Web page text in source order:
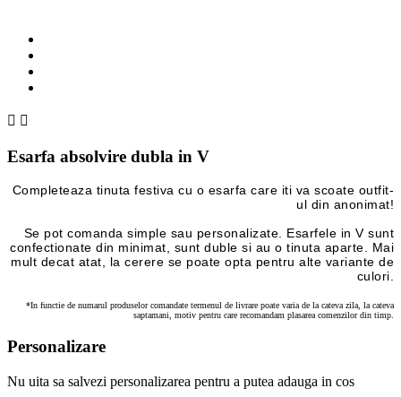
 
Esarfa absolvire dubla in V
Completeaza tinuta festiva cu o esarfa care iti va scoate outfit-
ul din anonimat!
Se pot comanda simple sau personalizate. Esarfele in V sunt
confectionate din minimat, sunt duble si au o tinuta aparte. Mai
mult decat atat, la cerere se poate opta pentru alte variante de
culori.
*In functie de numarul produselor comandate termenul de livrare poate varia de la cateva zila, la cateva
saptamani, motiv pentru care recomandam plasarea comenzilor din timp.
Personalizare
Nu uita sa salvezi personalizarea pentru a putea adauga in cos